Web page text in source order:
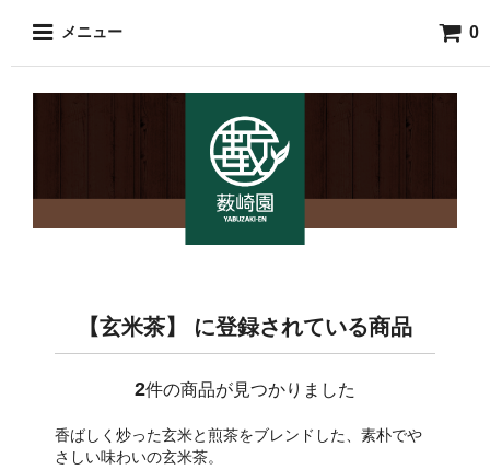
メニュー 0
【玄米茶】 に登録されている商品
2件の商品が見つかりました
香ばしく炒った玄米と煎茶をブレンドした、素朴でや
さしい味わいの玄米茶。